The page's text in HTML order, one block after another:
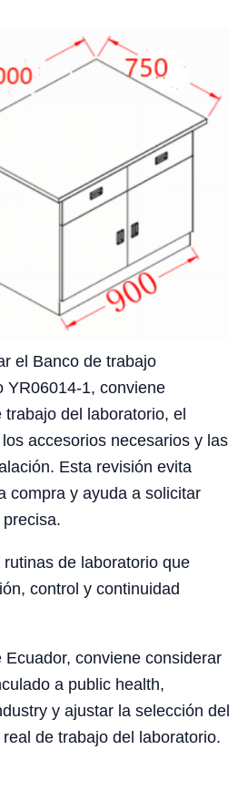
el Banco de trabajo
YR06014-1, conviene
del laboratorio, el
accesorios necesarios y las
Esta revisión evita
compra y ayuda a solicitar
de laboratorio que
control y continuidad
Ecuador, conviene considerar
a public health,
y ajustar la selección del
de trabajo del laboratorio.